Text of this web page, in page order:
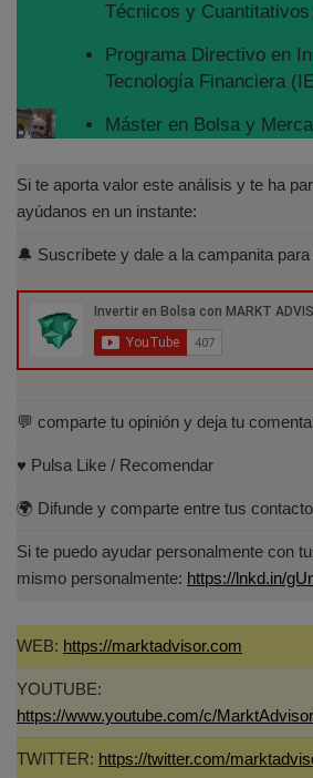
Técnicos y Cuantitativos
Programa Directivo en
Tecnología Financiera
Máster en Bolsa y
asesoramiento
https://www.cnmv.es/
Cuantitativo (IEB).
Licenciado en
Politécnica de
Si te aporta valor este análisis y te ha
ayúdanos en un instante:
🔔 Suscríbete y dale a la campanita
💬 comparte tu opinión y deja tu
♥️ Pulsa Like / Recomendar
🌍 Difunde y comparte entre tus
Si te puedo ayudar personalmente con
mismo personalmente: https://lnkd.in/
WEB: https://marktadvisor.com
YOUTUBE:
https://www.youtube.com/c/
TWITTER: https://twitter.com/